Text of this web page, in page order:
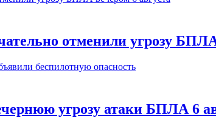
отменили угрозу
угрозу атаки БПЛА 6